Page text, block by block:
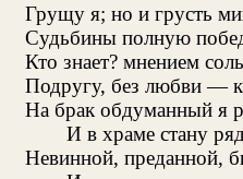
Грущу я; но и грусть
Судьбины полную
Кто знает? мнением
Подругу, без любви —
На брак обдуманный я
И в храме стану
Невинной, преданной,